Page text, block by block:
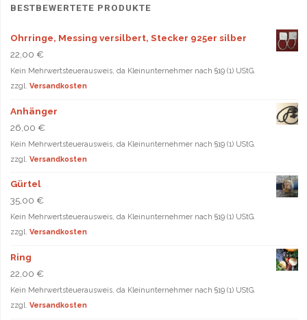
BESTBEWERTETE PRODUKTE
Ohrringe, Messing versilbert, Stecker 925er silber
22,00 €
Kein Mehrwertsteuerausweis, da Kleinunternehmer nach §19 (1) UStG.
zzgl. Versandkosten
Anhänger
26,00 €
Kein Mehrwertsteuerausweis, da Kleinunternehmer nach §19 (1) UStG.
zzgl. Versandkosten
Gürtel
35,00 €
Kein Mehrwertsteuerausweis, da Kleinunternehmer nach §19 (1) UStG.
zzgl. Versandkosten
Ring
22,00 €
Kein Mehrwertsteuerausweis, da Kleinunternehmer nach §19 (1) UStG.
zzgl. Versandkosten